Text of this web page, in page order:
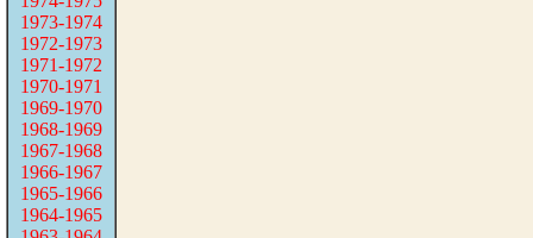
1973-1974
1972-1973
1971-1972
1970-1971
1969-1970
1968-1969
1967-1968
1966-1967
1965-1966
1964-1965